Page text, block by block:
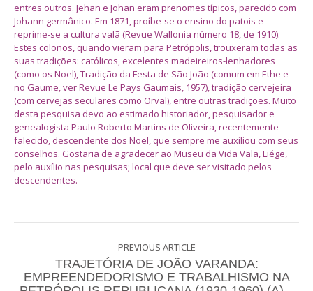
entres outros. Jehan e Johan eram prenomes típicos, parecido com
Johann germânico. Em 1871, proíbe-se o ensino do patois e
reprime-se a cultura valã (Revue Wallonia número 18, de 1910).
Estes colonos, quando vieram para Petrópolis, trouxeram todas as
suas tradições: católicos, excelentes madeireiros-lenhadores
(como os Noel), Tradição da Festa de São João (comum em Ethe e
no Gaume, ver Revue Le Pays Gaumais, 1957), tradição cervejeira
(com cervejas seculares como Orval), entre outras tradições. Muito
desta pesquisa devo ao estimado historiador, pesquisador e
genealogista Paulo Roberto Martins de Oliveira, recentemente
falecido, descendente dos Noel, que sempre me auxiliou com seus
conselhos. Gostaria de agradecer ao Museu da Vida Valã, Liége,
pelo auxílio nas pesquisas; local que deve ser visitado pelos
descendentes.
PREVIOUS ARTICLE
TRAJETÓRIA DE JOÃO VARANDA:
EMPREENDEDORISMO E TRABALHISMO NA